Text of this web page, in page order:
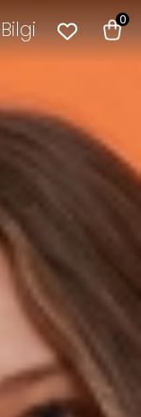
Bilgi 0